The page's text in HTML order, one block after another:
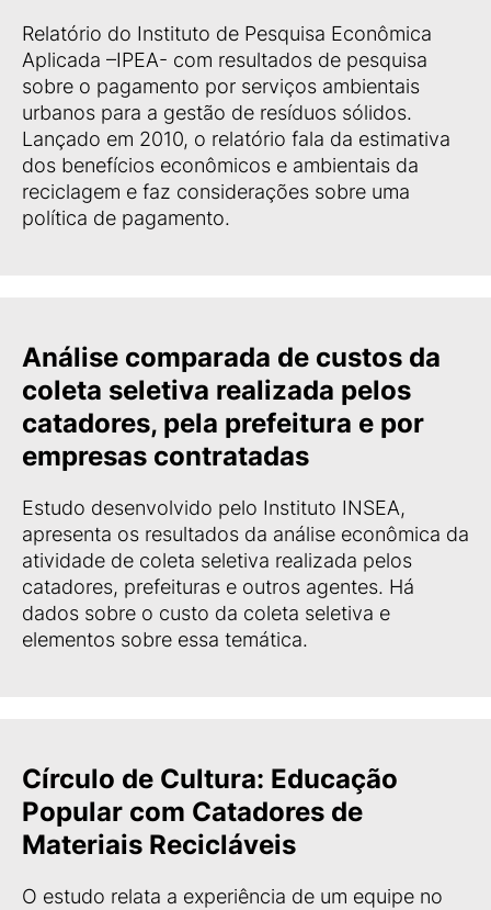
Relatório do Instituto de Pesquisa Econômica
Aplicada –IPEA- com resultados de pesquisa
sobre o pagamento por serviços ambientais
urbanos para a gestão de resíduos sólidos.
Lançado em 2010, o relatório fala da estimativa
dos benefícios econômicos e ambientais da
reciclagem e faz considerações sobre uma
política de pagamento.
Análise comparada de custos da
coleta seletiva realizada pelos
catadores, pela prefeitura e por
empresas contratadas
Estudo desenvolvido pelo Instituto INSEA,
apresenta os resultados da análise econômica da
atividade de coleta seletiva realizada pelos
catadores, prefeituras e outros agentes. Há
dados sobre o custo da coleta seletiva e
elementos sobre essa temática.
Círculo de Cultura: Educação
Popular com Catadores de
Materiais Recicláveis
O estudo relata a experiência de um equipe no